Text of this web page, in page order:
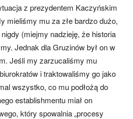
z prezydentem Kaczyńskim
mieliśmy mu za złe bardzo dużo,
(miejmy nadzieję, że historia
Jednak dla Gruzinów był on w
Jeśli my zarzucaliśmy mu
i traktowaliśmy go jako
wszystko, co mu podłożą do
establishmentu miał on
który spowalnia „procesy